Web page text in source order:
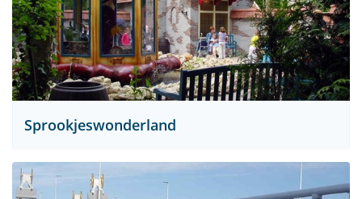
Sprookjeswonderland